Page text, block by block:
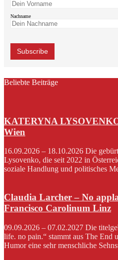
Nachname
Beliebte Beiträge
KATERYNA
Wien
16.09.2026 – 18.10.2026 Die
Lysovenko, die seit 2022 in
soziale Handlung und politisches
Claudia Larcher – No
Francisco Carolinum Linz
09.09.2026 – 07.02.2027 Die
life. no pain.“ stammt aus The End
Humor eine sehr menschliche